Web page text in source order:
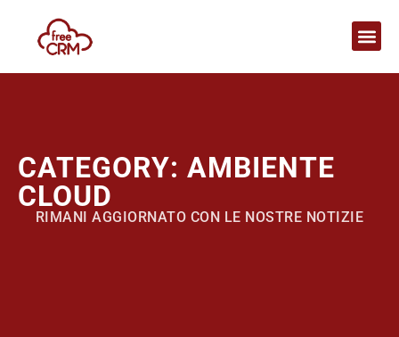
CATEGORY: AMBIENTE
CLOUD
RIMANI AGGIORNATO CON LE NOSTRE NOTIZIE